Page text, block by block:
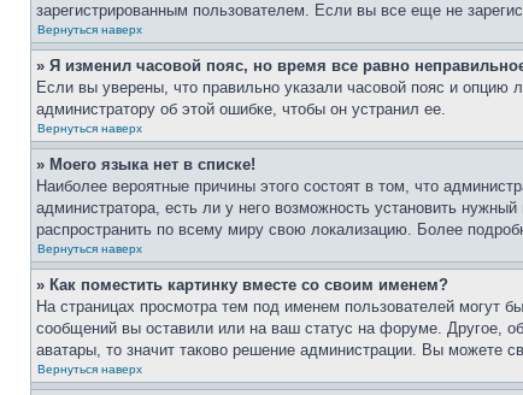
зарегистрированным пользователем. Если вы все еще не
Вернуться наверх
» Я изменил часовой пояс, но время все равно
Если вы уверены, что правильно указали часовой пояс и опцию
администратору об этой ошибке, чтобы он устранил ее.
Вернуться наверх
» Моего языка нет в списке!
Наиболее вероятные причины этого состоят в том, что
администратора, есть ли у него возможность установить
распространить по всему миру свою локализацию. Более
Вернуться наверх
» Как поместить картинку вместе со своим именем?
На страницах просмотра тем под именем пользователей могут
сообщений вы оставили или на ваш статус на форуме. Другое,
аватары, то значит таково решение администрации. Вы можете
Вернуться наверх